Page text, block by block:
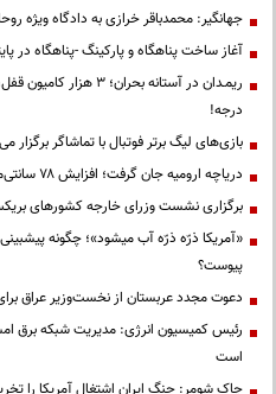
جهانگیر: محمدباقر خرازی به دادگاه ویژه
آغاز ساخت پناهگاه و پارکینگ -پناهگاه در
درجه!
بازی‌های لیگ برتر فوتبال با تماشاگر برگزار
دریاچه ارومیه جان گرفت؛ افزایش ۷۸ سانتی‌متری تراز
برگزاری نشست وزرای خارجه کشورهای
«آمریکا ذرّه ذرّه آب میشود»؛ چگونه
پیوست؟
دعوت مجدد عربستان از نخست‌وزیر عراق
رئیس کمیسیون انرژی: مدیریت شبکه برق
است